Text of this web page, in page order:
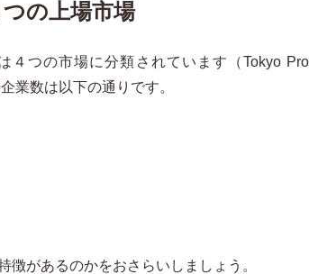
の上場市場
４つの市場に分類されています（Tokyo
業数は以下の通りです。
徴があるのかをおさらいしましょう。